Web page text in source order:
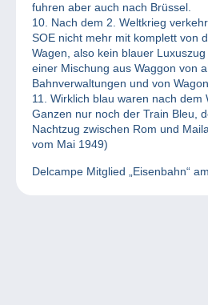
fuhren aber auch nach Brüssel.
10. Nach dem 2. Weltkrieg
SOE nicht mehr mit komplett von
Wagen, also kein blauer
einer Mischung aus Waggon von
Bahnverwaltungen und von
11. Wirklich blau waren nach dem
Ganzen nur noch der Train Bleu,
Nachtzug zwischen Rom und
vom Mai 1949)
Delcampe Mitglied „Eisenbahn“